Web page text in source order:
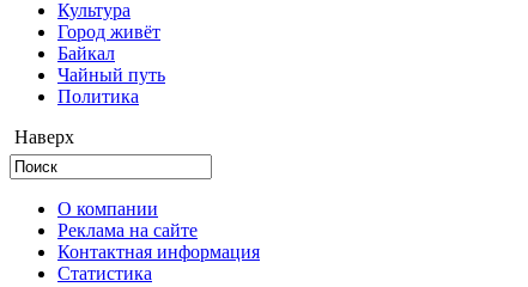
Культура
Город живёт
Байкал
Чайный путь
Политика
Наверх
О компании
Реклама на сайте
Контактная информация
Статистика